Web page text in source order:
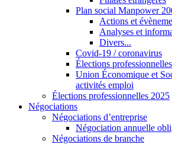
Plan social Manpower
Actions et
Analyses et
Divers...
Covid-19 / coronavirus
Élections
Union Économique et
activités emploi
Élections professionnelles 2025
Négociations
Négociations d’entreprise
Négociation annuelle
Négociations de branche